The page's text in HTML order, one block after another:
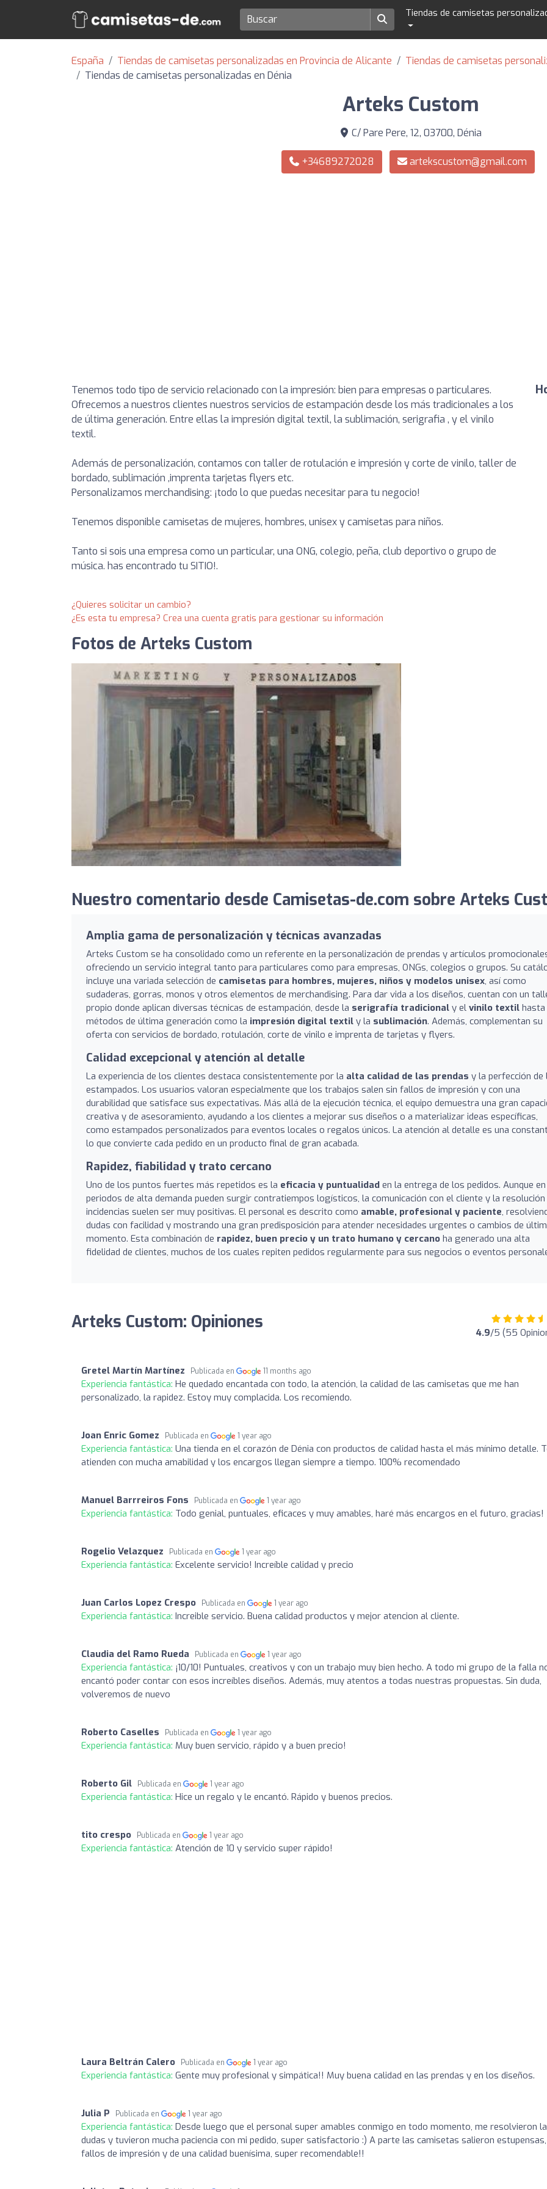
Tiendas de camisetas
España Tiendas de camisetas personalizadas en Provincia de Alicante
Tiendas de camisetas
Tiendas de camisetas personalizadas en Dénia
Arteks Custom
C/ Pare Pere, 12, 03700, Dénia
+34689272028 artekscustom@gmail.com
Tenemos todo tipo de servicio relacionado con la impresión: bien para empresas o particulares.
Ofrecemos a nuestros clientes nuestros servicios de estampación desde los más tradicionales a los
de última generación. Entre ellas la impresión digital textil, la sublimación, serigrafia , y el vinilo
textil.
Además de personalización, contamos con taller de rotulación e impresión y corte de vinilo, taller de
bordado, sublimación ,imprenta tarjetas flyers etc.
Personalizamos merchandising: ¡todo lo que puedas necesitar para tu negocio!
Tenemos disponible camisetas de mujeres, hombres, unisex y camisetas para niños.
Tanto si sois una empresa como un particular, una ONG, colegio, peña, club deportivo o grupo de
música. has encontrado tu SITIO!.
¿Quieres solicitar un cambio?
¿Es esta tu empresa? Crea una cuenta gratis para gestionar su información
Fotos de Arteks Custom
Nuestro comentario desde Camisetas-de.com sobre Arteks
Amplia gama de personalización y técnicas avanzadas
Arteks Custom se ha consolidado como un referente en la personalización de prendas y artículos
ofreciendo un servicio integral tanto para particulares como para empresas, ONGs, colegios o grupos. Su
incluye una variada selección de camisetas para hombres, mujeres, niños y modelos unisex, así como
sudaderas, gorras, monos y otros elementos de merchandising. Para dar vida a los diseños, cuentan con un
propio donde aplican diversas técnicas de estampación, desde la serigrafía tradicional y el vinilo textil hasta
métodos de última generación como la impresión digital textil y la sublimación. Además, complementan su
oferta con servicios de bordado, rotulación, corte de vinilo e imprenta de tarjetas y flyers.
Calidad excepcional y atención al detalle
La experiencia de los clientes destaca consistentemente por la alta calidad de las prendas y la perfección de
estampados. Los usuarios valoran especialmente que los trabajos salen sin fallos de impresión y con una
durabilidad que satisface sus expectativas. Más allá de la ejecución técnica, el equipo demuestra una gran
creativa y de asesoramiento, ayudando a los clientes a mejorar sus diseños o a materializar ideas específicas,
como estampados personalizados para eventos locales o regalos únicos. La atención al detalle es una
lo que convierte cada pedido en un producto final de gran acabada.
Rapidez, fiabilidad y trato cercano
Uno de los puntos fuertes más repetidos es la eficacia y puntualidad en la entrega de los pedidos. Aunque en
periodos de alta demanda pueden surgir contratiempos logísticos, la comunicación con el cliente y la resolución
incidencias suelen ser muy positivas. El personal es descrito como amable, profesional y paciente,
dudas con facilidad y mostrando una gran predisposición para atender necesidades urgentes o cambios de
momento. Esta combinación de rapidez, buen precio y un trato humano y cercano ha generado una alta
fidelidad de clientes, muchos de los cuales repiten pedidos regularmente para sus negocios o eventos
Arteks Custom: Opiniones 4.9/5 (55
Gretel Martín Martínez Publicada en 11 months ago
Experiencia fantástica: He quedado encantada con todo, la atención, la calidad de las camisetas que me han
personalizado, la rapidez. Estoy muy complacida. Los recomiendo.
Joan Enric Gomez Publicada en 1 year ago
Experiencia fantástica: Una tienda en el corazón de Dénia con productos de calidad hasta el más mínimo detalle.
atienden con mucha amabilidad y los encargos llegan siempre a tiempo. 100% recomendado
Manuel Barrreiros Fons Publicada en 1 year ago
Experiencia fantástica: Todo genial, puntuales, eficaces y muy amables, haré más encargos en el futuro, gracias!
Rogelio Velazquez Publicada en 1 year ago
Experiencia fantástica: Excelente servicio! Increíble calidad y precio
Juan Carlos Lopez Crespo Publicada en 1 year ago
Experiencia fantástica: Increible servicio. Buena calidad productos y mejor atencion al cliente.
Claudia del Ramo Rueda Publicada en 1 year ago
Experiencia fantástica: ¡10/10! Puntuales, creativos y con un trabajo muy bien hecho. A todo mi grupo de la falla
encantó poder contar con esos increíbles diseños. Además, muy atentos a todas nuestras propuestas. Sin duda,
volveremos de nuevo
Roberto Caselles Publicada en 1 year ago
Experiencia fantástica: Muy buen servicio, rápido y a buen precio!
Roberto Gil Publicada en 1 year ago
Experiencia fantástica: Hice un regalo y le encantó. Rápido y buenos precios.
tito crespo Publicada en 1 year ago
Experiencia fantástica: Atención de 10 y servicio super rápido!
Laura Beltrán Calero Publicada en 1 year ago
Experiencia fantástica: Gente muy profesional y simpática!! Muy buena calidad en las prendas y en los diseños.
Julia P Publicada en 1 year ago
Experiencia fantástica: Desde luego que el personal super amables conmigo en todo momento, me resolvieron
dudas y tuvieron mucha paciencia con mi pedido, super satisfactorio :) A parte las camisetas salieron
fallos de impresión y de una calidad buenísima, super recomendable!!